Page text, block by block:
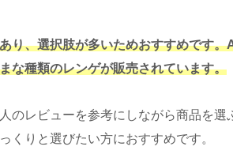
り、選択肢が多いためおすすめです
な種類のレンゲが販売されています。
のレビューを参考にしながら商品を選
くりと選びたい方におすすめです。